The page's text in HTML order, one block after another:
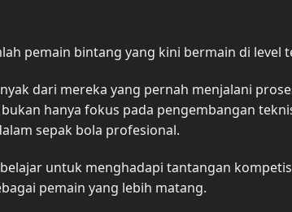
pemain bintang yang kini bermain di level
dari mereka yang pernah menjalani
hanya fokus pada pengembangan
sepak bola profesional.
untuk menghadapi tantangan
pemain yang lebih matang.